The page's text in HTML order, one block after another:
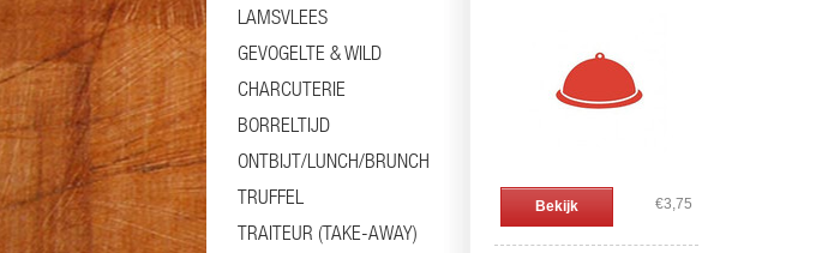
LAMSVLEES
GEVOGELTE & WILD
CHARCUTERIE
BORRELTIJD
ONTBIJT/LUNCH/BRUNCH
TRUFFEL
TRAITEUR (TAKE-AWAY)
Bekijk €3,75